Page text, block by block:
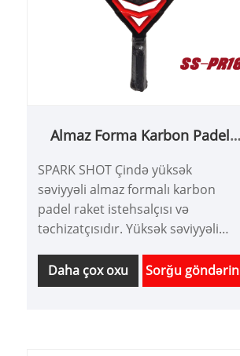
Almaz Forma Karbon Padel
SPARK SHOT Çində yüksək
səviyyəli almaz formalı karbon
padel raket istehsalçısı və
təchizatçısıdır. Yüksək səviyyəli
lifi və LD15 ZOTE köpük EVA ilə
istehsal olunur ki, bu da daha
Daha çox oxu Sorğu göndərin